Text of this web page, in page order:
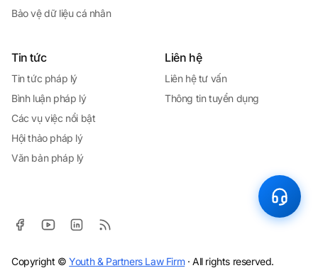
Bảo vệ dữ liệu cá nhân
Tin tức
Tin tức pháp lý
Bình luận pháp lý
Các vụ việc nổi bật
Hội thảo pháp lý
Văn bản pháp lý
Liên hệ
Liên hệ tư vấn
Thông tin tuyển dụng
Copyright ©Youth & Partners Law Firm· All rights reserved.